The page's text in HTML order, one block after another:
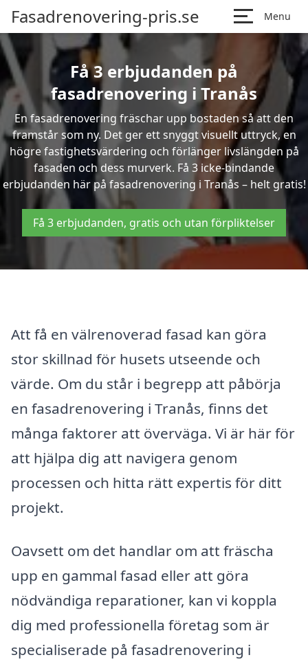
Fasadrenovering-pris.se Menu
Få 3 erbjudanden på
fasadrenovering i Tranås
En fasadrenovering fräschar upp bostaden så att den
framstår som ny. Det ger ett snyggt visuellt uttryck, en
högre fastighetsvärdering och förlänger livslängden på
fasaden och dess murverk. Få 3 icke-bindande
erbjudanden här på fasadrenovering i Tranås – helt gratis!
Få 3 erbjudanden, gratis och utan förpliktelser
Att få en välrenoverad fasad kan göra
stor skillnad för husets utseende och
värde. Om du står i begrepp att påbörja
en fasadrenovering i Tranås, finns det
många faktorer att överväga. Vi är här för
att hjälpa dig att navigera genom
processen och hitta rätt expertis för ditt
projekt.
Oavsett om det handlar om att fräscha
upp en gammal fasad eller att göra
nödvändiga reparationer, kan vi koppla
dig med professionella företag som är
specialiserade på fasadrenovering i